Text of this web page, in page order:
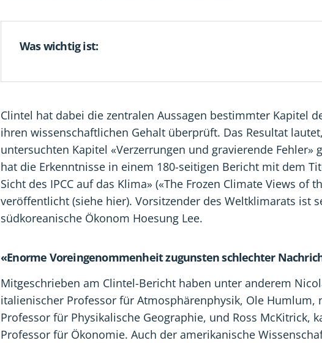
Was wichtig ist:
Clintel hat dabei die zentralen Aussagen bestimmter Kapitel
ihren wissenschaftlichen Gehalt überprüft. Das Resultat
untersuchten Kapitel «Verzerrungen und gravierende Fehler»
hat die Erkenntnisse in einem 180-seitigen Bericht mit dem
Sicht des IPCC auf das Klima» («The Frozen Climate Views of
veröffentlicht (siehe hier). Vorsitzender des Weltklimarats ist
südkoreanische Ökonom Hoesung Lee.
«Enorme Voreingenommenheit zugunsten schlechter
Mitgeschrieben am Clintel-Bericht haben unter anderem
italienischer Professor für Atmosphärenphysik, Ole Humlum,
Professor für Physikalische Geographie, und Ross McKitrick,
Professor für Ökonomie. Auch der amerikanische